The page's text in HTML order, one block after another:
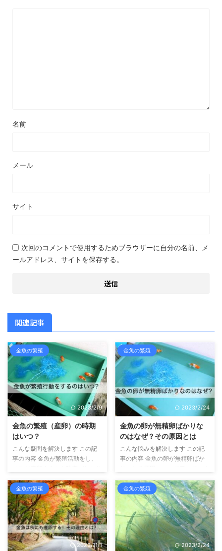
名前
メール
サイト
次回のコメントで使用するためブラウザーに自分の名前、メ
ールアドレス、サイトを保存する。
関連記事
金魚の繁殖
2023/2/9
金魚の繁殖（産卵）の時期
はいつ？
こんな疑問を解決します この記
事の内容 金魚が繁殖活動をし、
金魚の飼育を10年以上してお
り、金魚のふるさと奈良県大和郡
山市より金魚マイスターの認定を
受けています。 さて、大事に育
てている金魚さん、愛着が深まっ
てくると、繁殖して子供を産ませ
たいと思う人もいますよね。 そ
金魚の繁殖
2023/2/24
金魚の卵が無精卵ばかりな
のはなぜ？その原因とは
こんな悩みを解決します この記
事の内容 金魚の卵が無精卵ばか
魚の飼育を10年以上しており、
金魚のふるさと奈良県大和郡山市
より金魚マイスターの認定を受け
ています。 さて、春になると金
魚が 産卵することがあります。
孵化して稚魚を育てるのを楽しみ
にしている人もいるでしょう。
金魚の繁殖
2023/11/1
金魚の繁殖
2023/2/24